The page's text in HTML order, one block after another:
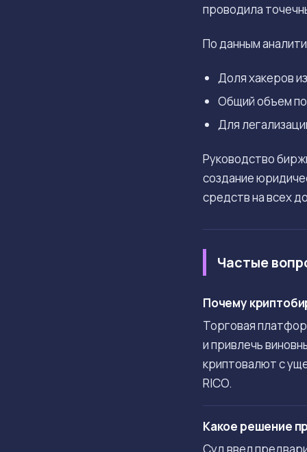
проводила
По данным
Доля хакеров
Общий объем
Для
Руководство
создание
средств на всех
Частые
Почему
Торговая
и привлечь
криптовалют с
RICO.
Какое решение